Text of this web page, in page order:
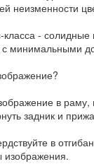
неизменности
- солидные
с минимальными
в раму,
задник и
в
изображения.